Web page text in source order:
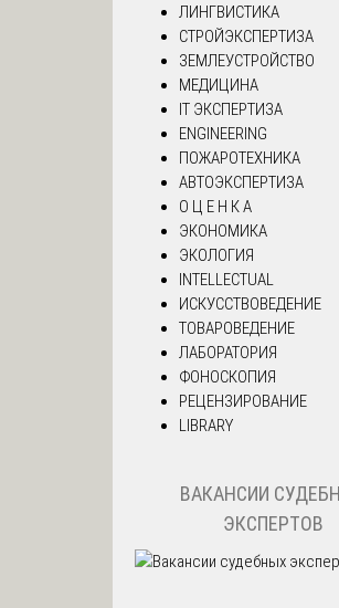
ЛИНГВИСТИКА
СТРОЙЭКСПЕРТИЗА
ЗЕМЛЕУСТРОЙСТВО
МЕДИЦИНА
IT ЭКСПЕРТИЗА
ENGINEERING
ПОЖАРОТЕХНИКА
АВТОЭКСПЕРТИЗА
О Ц Е Н К А
ЭКОНОМИКА
ЭКОЛОГИЯ
INTELLECTUAL
ИСКУССТВОВЕДЕНИЕ
ТОВАРОВЕДЕНИЕ
ЛАБОРАТОРИЯ
ФОНОСКОПИЯ
РЕЦЕНЗИРОВАНИЕ
LIBRARY
ВАКАНСИИ
ЭКСПЕРТОВ